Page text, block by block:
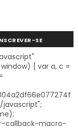
SE
{ var a, c =
javascript";
callback-macro-